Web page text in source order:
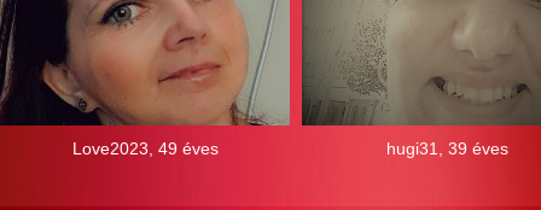
Love2023, 49 éves hugi31, 39 éves